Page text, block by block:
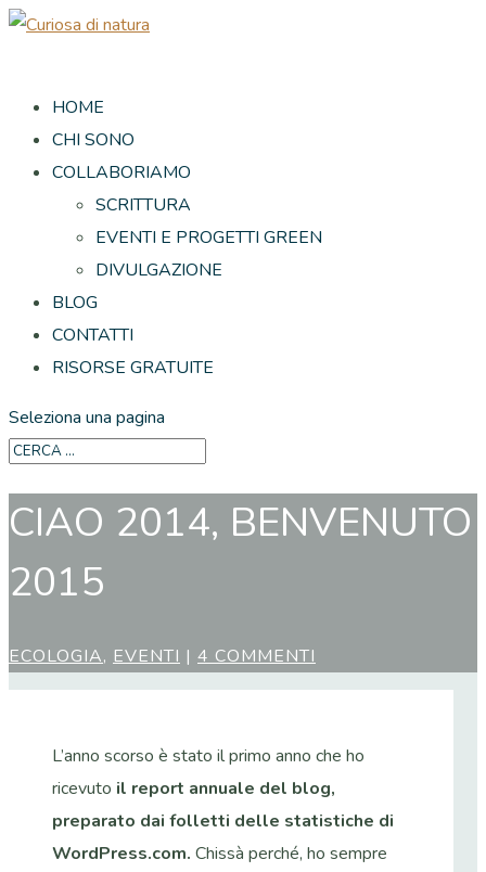
HOME
CHI SONO
COLLABORIAMO
SCRITTURA
EVENTI E PROGETTI GREEN
DIVULGAZIONE
BLOG
CONTATTI
RISORSE GRATUITE
Seleziona una pagina
CIAO 2014, BENVENUTO
2015
ECOLOGIA, EVENTI | 4 COMMENTI
L’anno scorso è stato il primo anno che ho
ricevuto il report annuale del blog,
preparato dai folletti delle statistiche di
WordPress.com. Chissà perché, ho sempre